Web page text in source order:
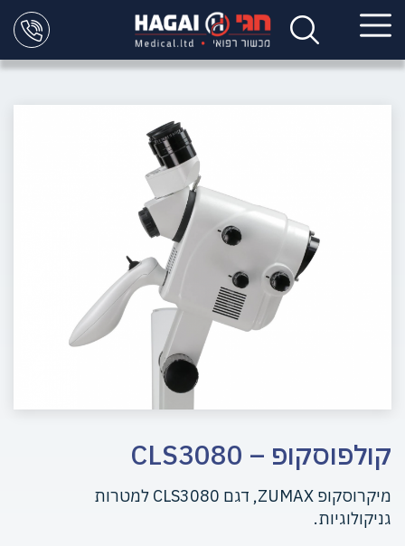
קולפוסקופ – CLS3080
מיקרוסקופ ZUMAX, דגם CLS3080 למטרות
גניקולוגיות.